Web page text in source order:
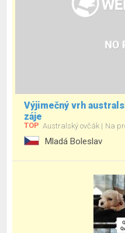
Výjimečný vrh
záje
TOP Australský ovčák Na
Mladá Boleslav